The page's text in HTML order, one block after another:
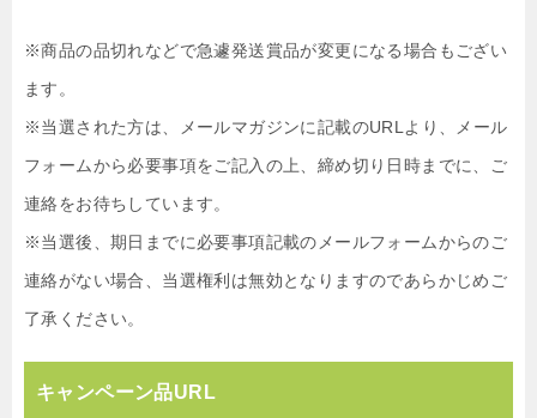
※商品の品切れなどで急遽発送賞品が変更になる場合もござい
ます。
※当選された方は、メールマガジンに記載のURLより、メール
フォームから必要事項をご記入の上、締め切り日時までに、ご
連絡をお待ちしています。
※当選後、期日までに必要事項記載のメールフォームからのご
連絡がない場合、当選権利は無効となりますのであらかじめご
了承ください。
キャンペーン品URL